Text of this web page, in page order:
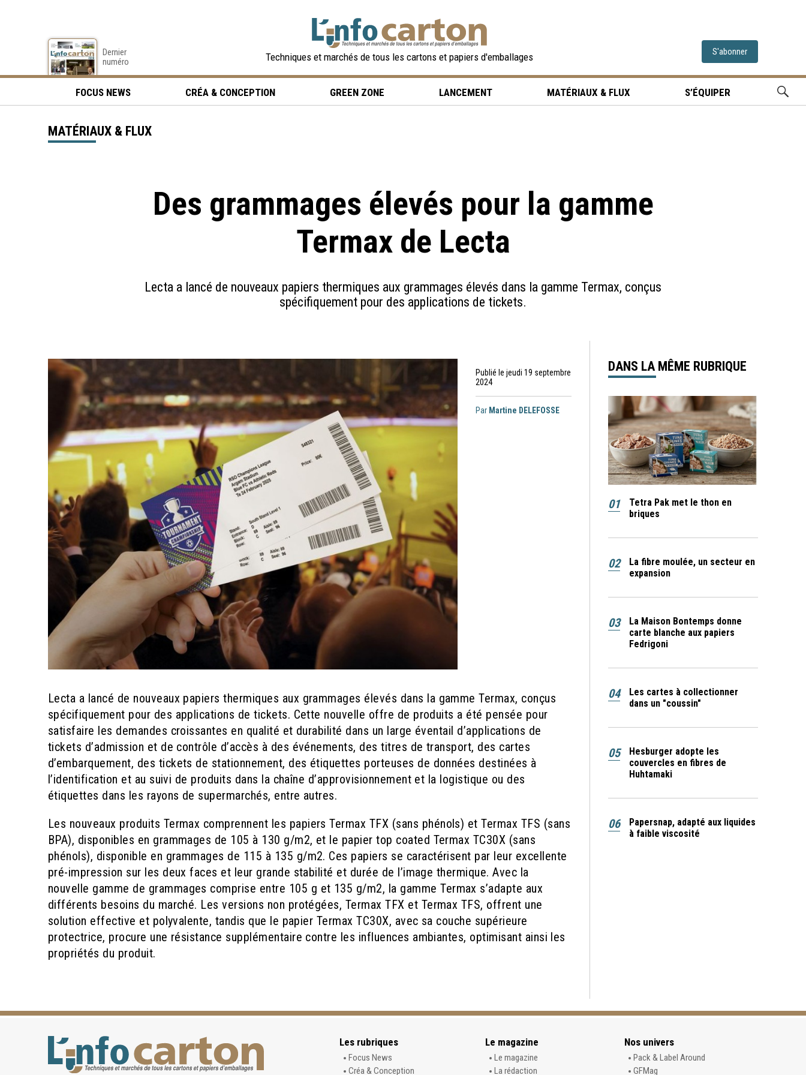
Dernier
numéro
Techniques et marchés de tous les cartons et papiers d'emballages S'abonner
FOCUS NEWS CRÉA & CONCEPTION GREEN ZONE LANCEMENT MATÉRIAUX & FLUX S’ÉQUIPER
Des grammages élevés pour la gamme
Termax de Lecta
Lecta a lancé de nouveaux papiers thermiques aux grammages élevés dans la gamme Termax, conçus
spécifiquement pour des applications de tickets.
MATÉRIAUX & FLUX
Publié le jeudi 19 septembre
2024
Par Martine DELEFOSSE
Lecta a lancé de nouveaux papiers thermiques aux grammages élevés dans la gamme Termax, conçus
spécifiquement pour des applications de tickets. Cette nouvelle offre de produits a été pensée pour
satisfaire les demandes croissantes en qualité et durabilité dans un large éventail d’applications de
tickets d’admission et de contrôle d’accès à des événements, des titres de transport, des cartes
d’embarquement, des tickets de stationnement, des étiquettes porteuses de données destinées à
l’identification et au suivi de produits dans la chaîne d’approvisionnement et la logistique ou des
étiquettes dans les rayons de supermarchés, entre autres.
Les nouveaux produits Termax comprennent les papiers Termax TFX (sans phénols) et Termax TFS (sans
BPA), disponibles en grammages de 105 à 130 g/m2, et le papier top coated Termax TC30X (sans
phénols), disponible en grammages de 115 à 135 g/m2. Ces papiers se caractérisent par leur excellente
pré-impression sur les deux faces et leur grande stabilité et durée de l’image thermique. Avec la
nouvelle gamme de grammages comprise entre 105 g et 135 g/m2, la gamme Termax s’adapte aux
différents besoins du marché. Les versions non protégées, Termax TFX et Termax TFS, offrent une
solution effective et polyvalente, tandis que le papier Termax TC30X, avec sa couche supérieure
protectrice, procure une résistance supplémentaire contre les influences ambiantes, optimisant ainsi les
propriétés du produit.
DANS LA MÊME RUBRIQUE
01
Tetra Pak met le thon en
briques
02
La fibre moulée, un secteur en
expansion
03
La Maison Bontemps donne
carte blanche aux papiers
Fedrigoni
04
Les cartes à collectionner
dans un "coussin"
05
Hesburger adopte les
couvercles en fibres de
Huhtamaki
06
Papersnap, adapté aux liquides
à faible viscosité
Les rubriques
Focus News
Créa & Conception
Le magazine
Le magazine
La rédaction
Nos univers
Pack & Label Around
GFMag